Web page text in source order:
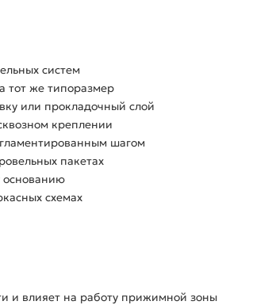
систем
тот же типоразмер
или прокладочный слой
креплении
шагом
пакетах
основанию
схемах
и влияет на работу прижимной зоны